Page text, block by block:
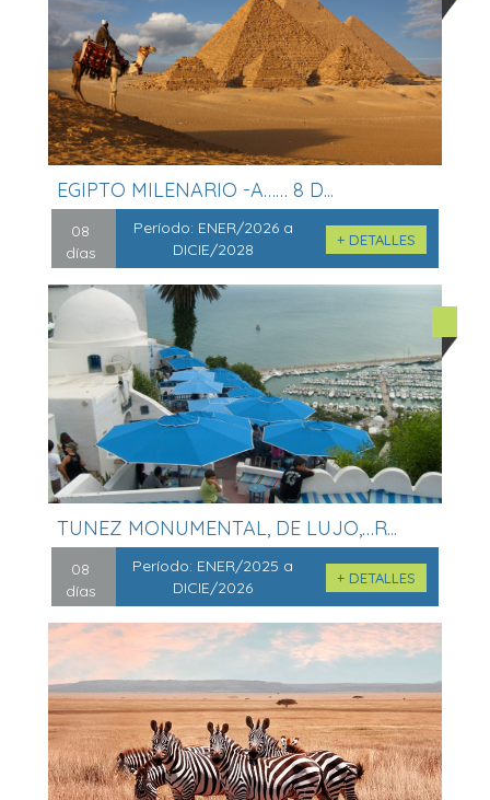
EGIPTO MILENARIO -A…… 8 D...
08
días
Período: ENER/2026 a
DICIE/2028
+ DETALLES
TUNEZ MONUMENTAL, DE LUJO,…R...
08
días
Período: ENER/2025 a
DICIE/2026
+ DETALLES